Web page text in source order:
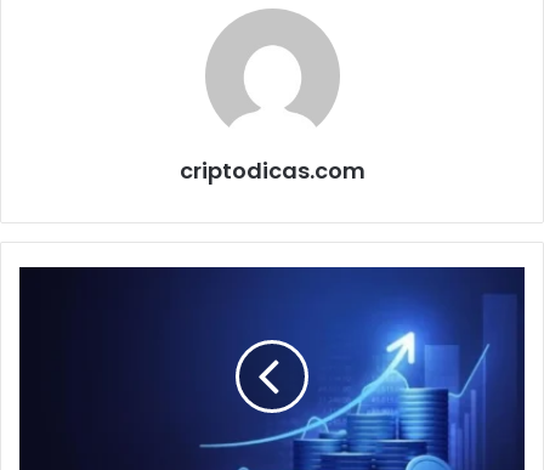
criptodicas.com